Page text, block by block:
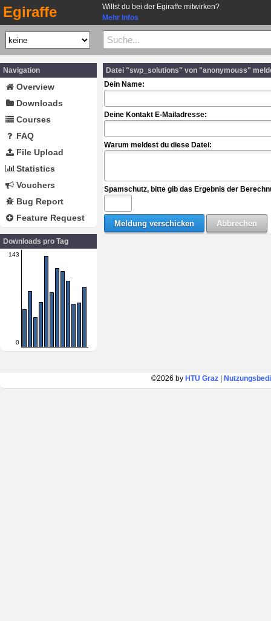
Egiraffe
Willst du bei der Egiraffe mitwirken?
Mehr Infos
Navigation
Overview
Downloads
Courses
FAQ
File Upload
Statistics
Vouchers
Bug Report
Feature Request
Downloads pro Tag
143
0
Datei "swp_solutions" von "anonymouss"
Dein Name:
Deine Kontakt E-Mailadresse:
Warum meldest du diese Datei:
Spamschutz, bitte gib das Ergebnis der
©2026 by HTU Graz|